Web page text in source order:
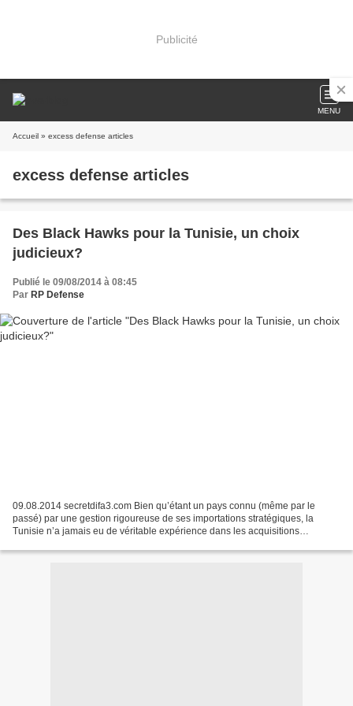
Publicité
MENU
Accueil » excess defense articles
excess defense articles
Des Black Hawks pour la Tunisie, un choix
judicieux?
Publié le 09/08/2014 à 08:45
Par RP Defense
09.08.2014 secretdifa3.com Bien qu’étant un pays connu (même par le
passé) par une gestion rigoureuse de ses importations stratégiques, la
Tunisie n’a jamais eu de véritable expérience dans les acquisitions